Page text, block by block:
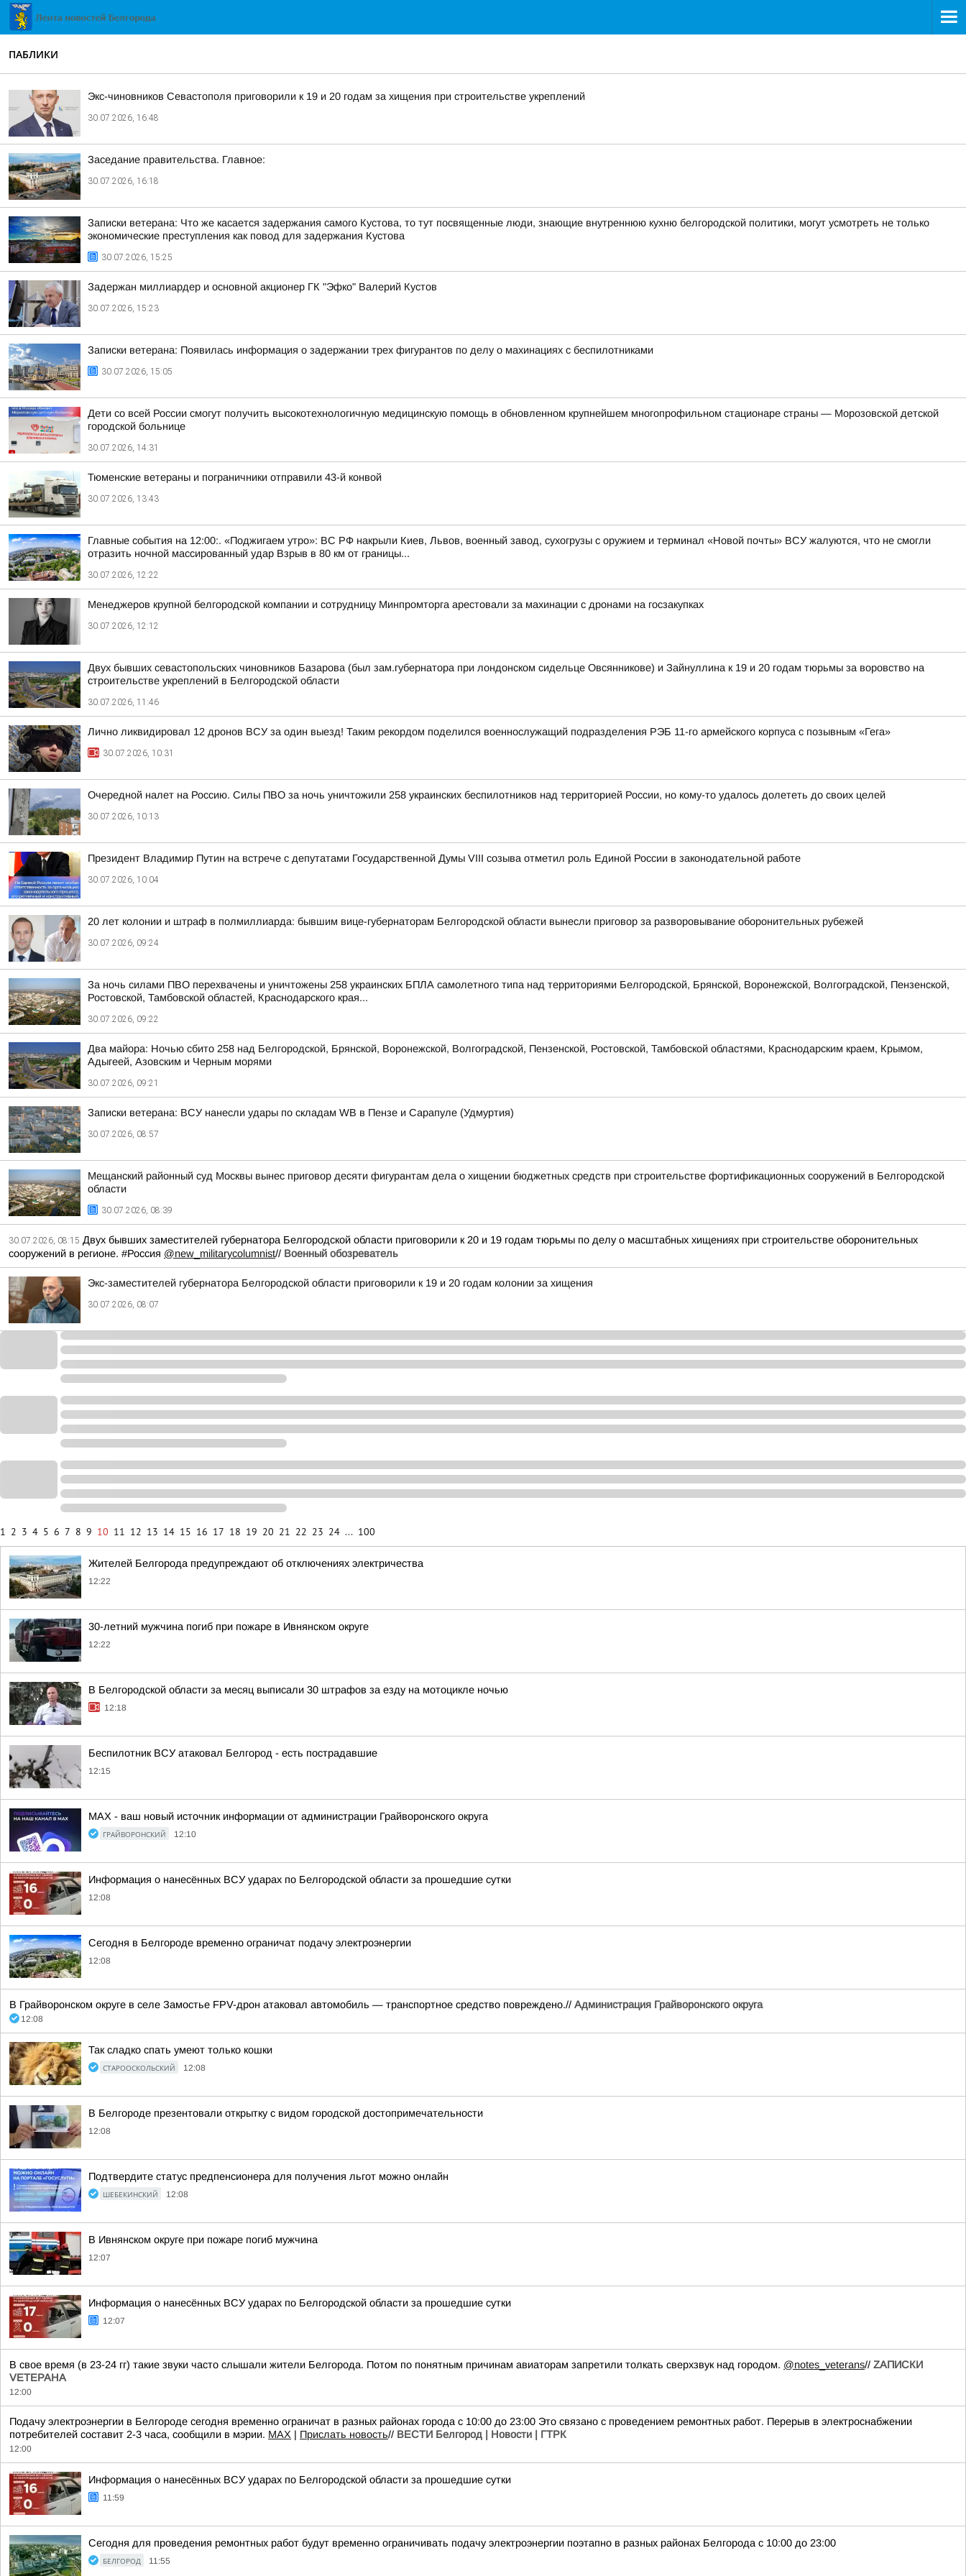
ПАБЛИКИ
Экс-чиновников Севастополя приговорили к 19 и 20 годам за хищения при строительстве укреплений
30.07.2026, 16:48
Заседание правительства. Главное:
30.07.2026, 16:18
Записки ветерана: Что же касается задержания самого Кустова, то тут посвященные люди, знающие внутреннюю кухню белгородской политики, могут усмотреть не только
экономические преступления как повод для задержания Кустова
30.07.2026, 15:25
Задержан миллиардер и основной акционер ГК "Эфко" Валерий Кустов
30.07.2026, 15:23
Записки ветерана: Появилась информация о задержании трех фигурантов по делу о махинациях с беспилотниками
30.07.2026, 15:05
Дети со всей России смогут получить высокотехнологичную медицинскую помощь в обновленном крупнейшем многопрофильном стационаре страны — Морозовской детской
городской больнице
30.07.2026, 14:31
Тюменские ветераны и пограничники отправили 43-й конвой
30.07.2026, 13:43
Главные события на 12:00:. «Поджигаем утро»: ВС РФ накрыли Киев, Львов, военный завод, сухогрузы с оружием и терминал «Новой почты» ВСУ жалуются, что не смогли
отразить ночной массированный удар Взрыв в 80 км от границы...
30.07.2026, 12:22
Менеджеров крупной белгородской компании и сотрудницу Минпромторга арестовали за махинации с дронами на госзакупках
30.07.2026, 12:12
Двух бывших севастопольских чиновников Базарова (был зам.губернатора при лондонском сидельце Овсянникове) и Зайнуллина к 19 и 20 годам тюрьмы за воровство на
строительстве укреплений в Белгородской области
30.07.2026, 11:46
Лично ликвидировал 12 дронов ВСУ за один выезд! Таким рекордом поделился военнослужащий подразделения РЭБ 11-го армейского корпуса с позывным «Гега»
30.07.2026, 10:31
Очередной налет на Россию. Силы ПВО за ночь уничтожили 258 украинских беспилотников над территорией России, но кому-то удалось долететь до своих целей
30.07.2026, 10:13
Президент Владимир Путин на встрече с депутатами Государственной Думы VIII созыва отметил роль Единой России в законодательной работе
30.07.2026, 10:04
20 лет колонии и штраф в полмиллиарда: бывшим вице-губернаторам Белгородской области вынесли приговор за разворовывание оборонительных рубежей
30.07.2026, 09:24
За ночь силами ПВО перехвачены и уничтожены 258 украинских БПЛА самолетного типа над территориями Белгородской, Брянской, Воронежской, Волгоградской, Пензенской,
Ростовской, Тамбовской областей, Краснодарского края...
30.07.2026, 09:22
Два майора: Ночью сбито 258 над Белгородской, Брянской, Воронежской, Волгоградской, Пензенской, Ростовской, Тамбовской областями, Краснодарским краем, Крымом,
Адыгеей, Азовским и Черным морями
30.07.2026, 09:21
Записки ветерана: ВСУ нанесли удары по складам WB в Пензе и Сарапуле (Удмуртия)
30.07.2026, 08:57
Мещанский районный суд Москвы вынес приговор десяти фигурантам дела о хищении бюджетных средств при строительстве фортификационных сооружений в Белгородской
области
30.07.2026, 08:39
30.07.2026, 08:15 Двух бывших заместителей губернатора Белгородской области приговорили к 20 и 19 годам тюрьмы по делу о масштабных хищениях при строительстве оборонительных
сооружений в регионе. #Россия @new_militarycolumnist// Военный обозреватель
Экс-заместителей губернатора Белгородской области приговорили к 19 и 20 годам колонии за хищения
30.07.2026, 08:07
1 2 3 4 5 6 7 8 9 10 11 12 13 14 15 16 17 18 19 20 21 22 23 24 ... 100
Жителей Белгорода предупреждают об отключениях электричества
12:22
30-летний мужчина погиб при пожаре в Ивнянском округе
12:22
В Белгородской области за месяц выписали 30 штрафов за езду на мотоцикле ночью
12:18
Беспилотник ВСУ атаковал Белгород - есть пострадавшие
12:15
MAX - ваш новый источник информации от администрации Грайворонского округа
ГРАЙВОРОНСКИЙ 12:10
Информация о нанесённых ВСУ ударах по Белгородской области за прошедшие сутки
12:08
Сегодня в Белгороде временно ограничат подачу электроэнергии
12:08
В Грайворонском округе в селе Замостье FPV-дрон атаковал автомобиль — транспортное средство повреждено.// Администрация Грайворонского округа
12:08
Так сладко спать умеют только кошки
СТАРООСКОЛЬСКИЙ 12:08
В Белгороде презентовали открытку с видом городской достопримечательности
12:08
Подтвердите статус предпенсионера для получения льгот можно онлайн
ШЕБЕКИНСКИЙ 12:08
В Ивнянском округе при пожаре погиб мужчина
12:07
Информация о нанесённых ВСУ ударах по Белгородской области за прошедшие сутки
12:07
В свое время (в 23-24 гг) такие звуки часто слышали жители Белгорода. Потом по понятным причинам авиаторам запретили толкать сверхзвук над городом. @notes_veterans// ZАПИСКИ
VЕТЕРАНА
12:00
Подачу электроэнергии в Белгороде сегодня временно ограничат в разных районах города с 10:00 до 23:00 Это связано с проведением ремонтных работ. Перерыв в электроснабжении
потребителей составит 2-3 часа, сообщили в мэрии. МАХ | Прислать новость// ВЕСТИ Белгород | Новости | ГТРК
12:00
Информация о нанесённых ВСУ ударах по Белгородской области за прошедшие сутки
11:59
Сегодня для проведения ремонтных работ будут временно ограничивать подачу электроэнергии поэтапно в разных районах Белгорода с 10:00 до 23:00
БЕЛГОРОД 11:55